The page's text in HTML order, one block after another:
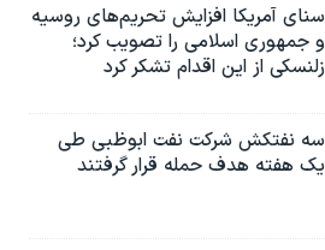
سنای آمریکا افزایش تحریم‌های روسیه
و جمهوری اسلامی را تصویب کرد؛
زلنسکی از این اقدام تشکر کرد
سه نفتکش شرکت نفت ابوظبی طی
یک هفته هدف حمله قرار گرفتند